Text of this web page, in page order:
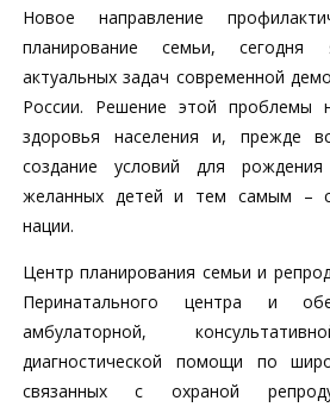
Новое направление
планирование семьи,
актуальных задач современной
России. Решение этой проблемы
здоровья населения и, прежде
создание условий для
желанных детей и тем самым –
нации.
Центр планирования семьи и
Перинатального центра и
амбулаторной,
диагностической помощи по
связанных с охраной